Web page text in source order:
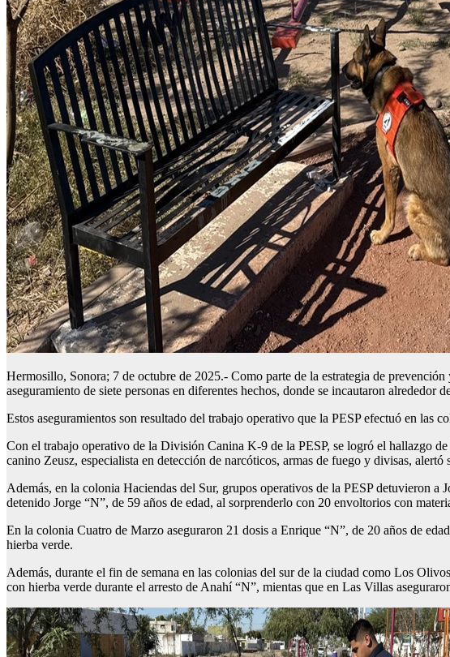
Hermosillo, Sonora; 7 de octubre de 2025.- Como parte de la estrategia de
aseguramiento de siete personas en diferentes hechos, donde se incautaron alrededor
Estos aseguramientos son resultado del trabajo operativo que la PESP efectuó en
Con el trabajo operativo de la División Canina K-9 de la PESP, se logró el hallazgo
canino Zeusz, especialista en detección de narcóticos, armas de fuego y divisas, alertó
Además, en la colonia Haciendas del Sur, grupos operativos de la PESP detuvieron
detenido Jorge “N”, de 59 años de edad, al sorprenderlo con 20 envoltorios con
En la colonia Cuatro de Marzo aseguraron 21 dosis a Enrique “N”, de 20 años de
hierba verde.
Además, durante el fin de semana en las colonias del sur de la ciudad como Los
con hierba verde durante el arresto de Anahí “N”, mientas que en Las Villas